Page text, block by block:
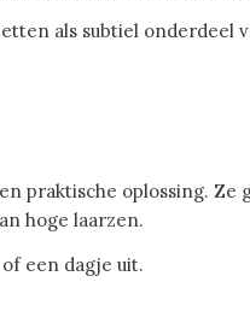
als subtiel onderdeel
praktische oplossing.
hoge laarzen.
een dagje uit.